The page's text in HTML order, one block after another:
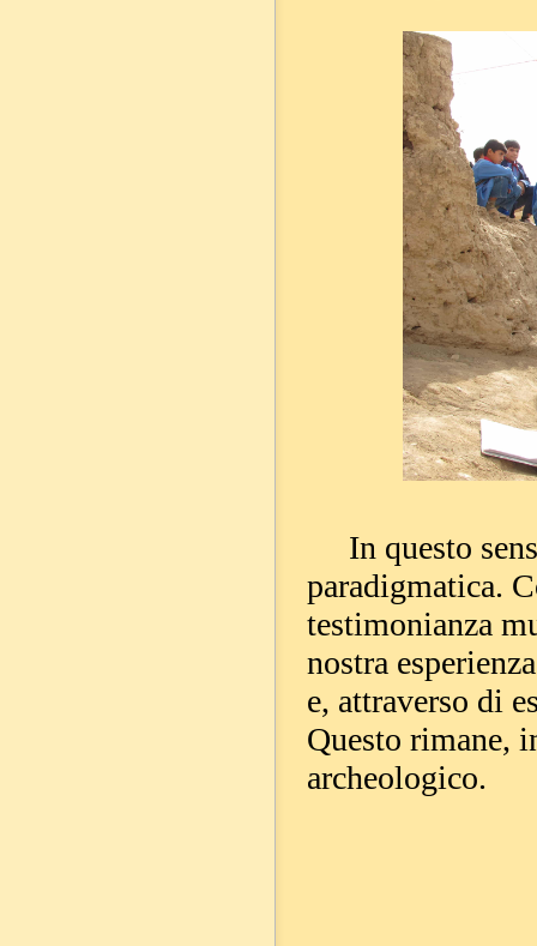
In questo
paradigmatica.
testimonianza
nostra
e, attraverso di
Questo rimane,
archeologico.